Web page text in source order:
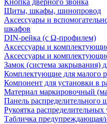
Кнопка дверного звонка
Щиты, шкафы, шинопровод
Аксессуары и
шкафов
DIN-рейка (с Ω-профилем)
Аксессуары и
Аксессуары и
Замок (система закрывания)
Комплектующие для малого
Компонент для установки в
Материал маркировочный
Панель распределительного
Рукоятка
Табличка